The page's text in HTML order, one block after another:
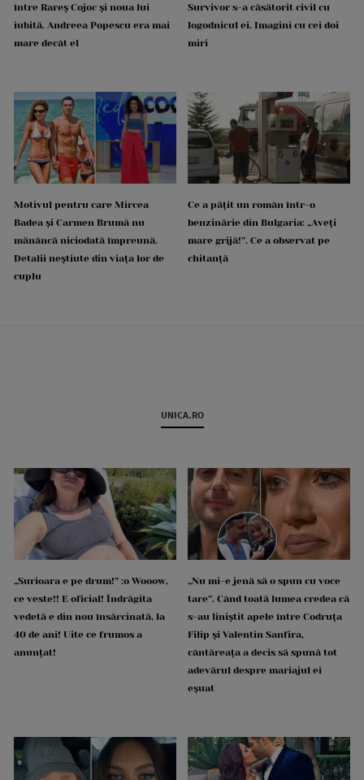
între Rareș Cojoc și noua lui
iubită. Andreea Popescu era mai
mare decât el
Survivor s-a căsătorit civil cu
logodnicul ei. Imagini cu cei doi
miri
Motivul pentru care Mircea
Badea și Carmen Brumă nu
mănâncă niciodată împreună.
Detalii neștiute din viața lor de
cuplu
Ce a pățit un român într-o
benzinărie din Bulgaria: „Aveți
mare grijă!”. Ce a observat pe
chitanță
UNICA.RO
„Surioara e pe drum!” :o Wooow,
ce veste!! E oficial! Îndrăgita
vedetă e din nou însărcinată, la
40 de ani! Uite ce frumos a
anunțat!
„Nu mi-e jenă să o spun cu voce
tare”. Când toată lumea credea că
s-au liniștit apele între Codruța
Filip și Valentin Sanfira,
cântăreața a decis să spună tot
adevărul despre mariajul ei
eșuat